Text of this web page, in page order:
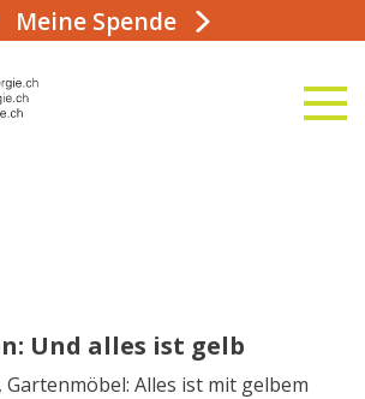
Meine Spende
031 359 90 50
Und alles ist gelb
Alles ist mit gelbem